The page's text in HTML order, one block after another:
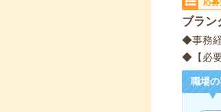
応
ブラン
◆事務
◆【必
職場